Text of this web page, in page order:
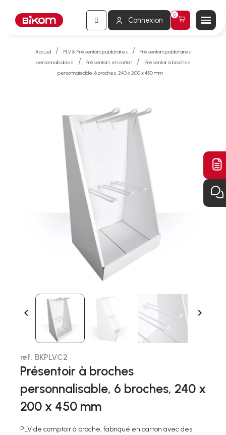
Connexion
Accueil PLV & Présentoirs publicitaires
Présentoirs publicitaires
personnalisables
Présentoirs en carton
Présentoir à broches
personnalisable, 6 broches, 240 x 200 x 450 mm
 
ref. BKPLVC2
Présentoir à broches
personnalisable, 6 broches, 240 x
200 x 450 mm
PLV de comptoir à broche, fabriqué en carton avec des